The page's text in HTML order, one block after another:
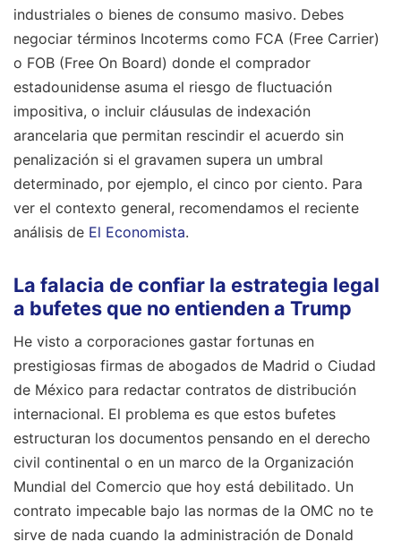
industriales o bienes de consumo masivo. Debes
negociar términos Incoterms como FCA (Free Carrier)
o FOB (Free On Board) donde el comprador
estadounidense asuma el riesgo de fluctuación
impositiva, o incluir cláusulas de indexación
arancelaria que permitan rescindir el acuerdo sin
penalización si el gravamen supera un umbral
determinado, por ejemplo, el cinco por ciento. Para
ver el contexto general, recomendamos el reciente
análisis de El Economista.
La falacia de confiar la estrategia legal
a bufetes que no entienden a Trump
He visto a corporaciones gastar fortunas en
prestigiosas firmas de abogados de Madrid o Ciudad
de México para redactar contratos de distribución
internacional. El problema es que estos bufetes
estructuran los documentos pensando en el derecho
civil continental o en un marco de la Organización
Mundial del Comercio que hoy está debilitado. Un
contrato impecable bajo las normas de la OMC no te
sirve de nada cuando la administración de Donald